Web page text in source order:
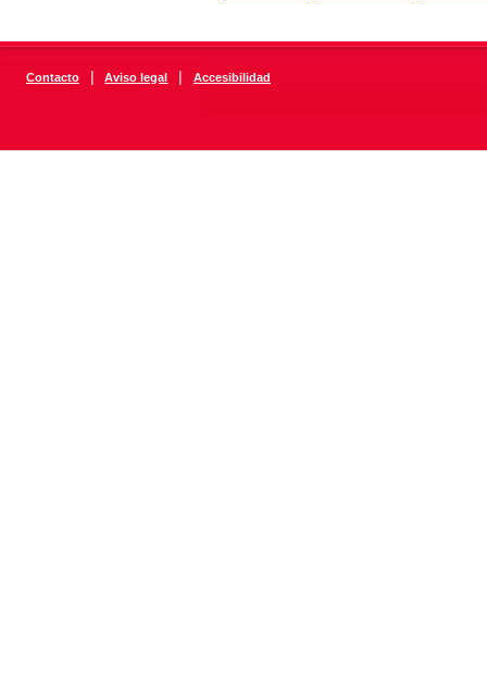
Contacto | Aviso legal | Accesibilidad